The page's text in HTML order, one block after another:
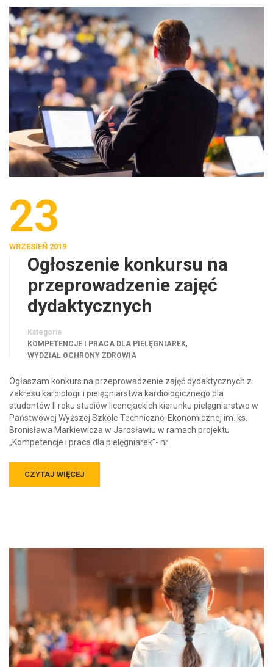
23
WRZESIEŃ 2019
Ogłoszenie konkursu na
przeprowadzenie zajęć
dydaktycznych
Kategorie
KOMPETENCJE I PRACA DLA PIELĘGNIAREK,
WYDZIAŁ OCHRONY ZDROWIA
Ogłaszam konkurs na przeprowadzenie zajęć dydaktycznych z
zakresu kardiologii i pielęgniarstwa kardiologicznego dla
studentów II roku studiów licencjackich kierunku pielęgniarstwo w
Państwowej Wyższej Szkole Techniczno-Ekonomicznej im. ks.
Bronisława Markiewicza w Jarosławiu w ramach projektu
„Kompetencje i praca dla pielęgniarek”- nr
CZYTAJ WIĘCEJ